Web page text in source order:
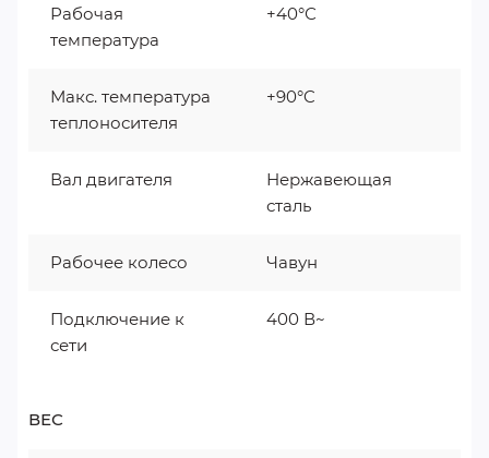
Рабочая
температура
+40°С
Макс. температура
теплоносителя
+90°C
Вал двигателя
Нержавеющая
сталь
Рабочее колесо Чавун
Подключение к
сети
400 В~
ВЕС